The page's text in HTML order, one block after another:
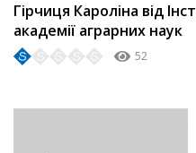
Гірчиця Кароліна від
академії аграрних наук
52